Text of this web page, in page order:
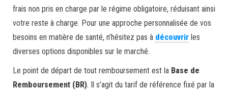
frais non pris en charge par le régime obligatoire, réduisant ainsi
votre reste à charge. Pour une approche personnalisée de vos
besoins en matière de santé, n’hésitez pas à découvrir les
diverses options disponibles sur le marché.
Le point de départ de tout remboursement est la Base de
Remboursement (BR). Il s’agit du tarif de référence fixé par la